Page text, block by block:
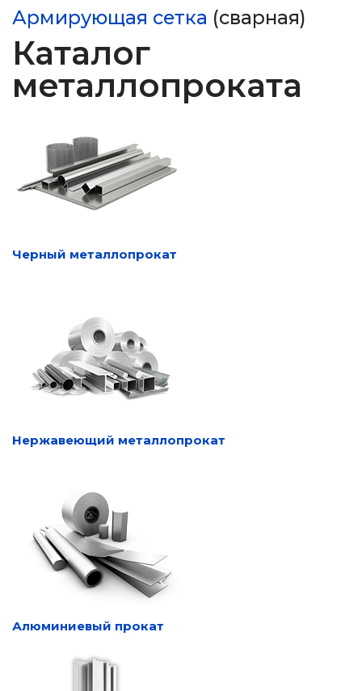
Армирующая сетка (сварная)
Каталог
металлопроката
Черный металлопрокат
Нержавеющий металлопрокат
Алюминиевый прокат